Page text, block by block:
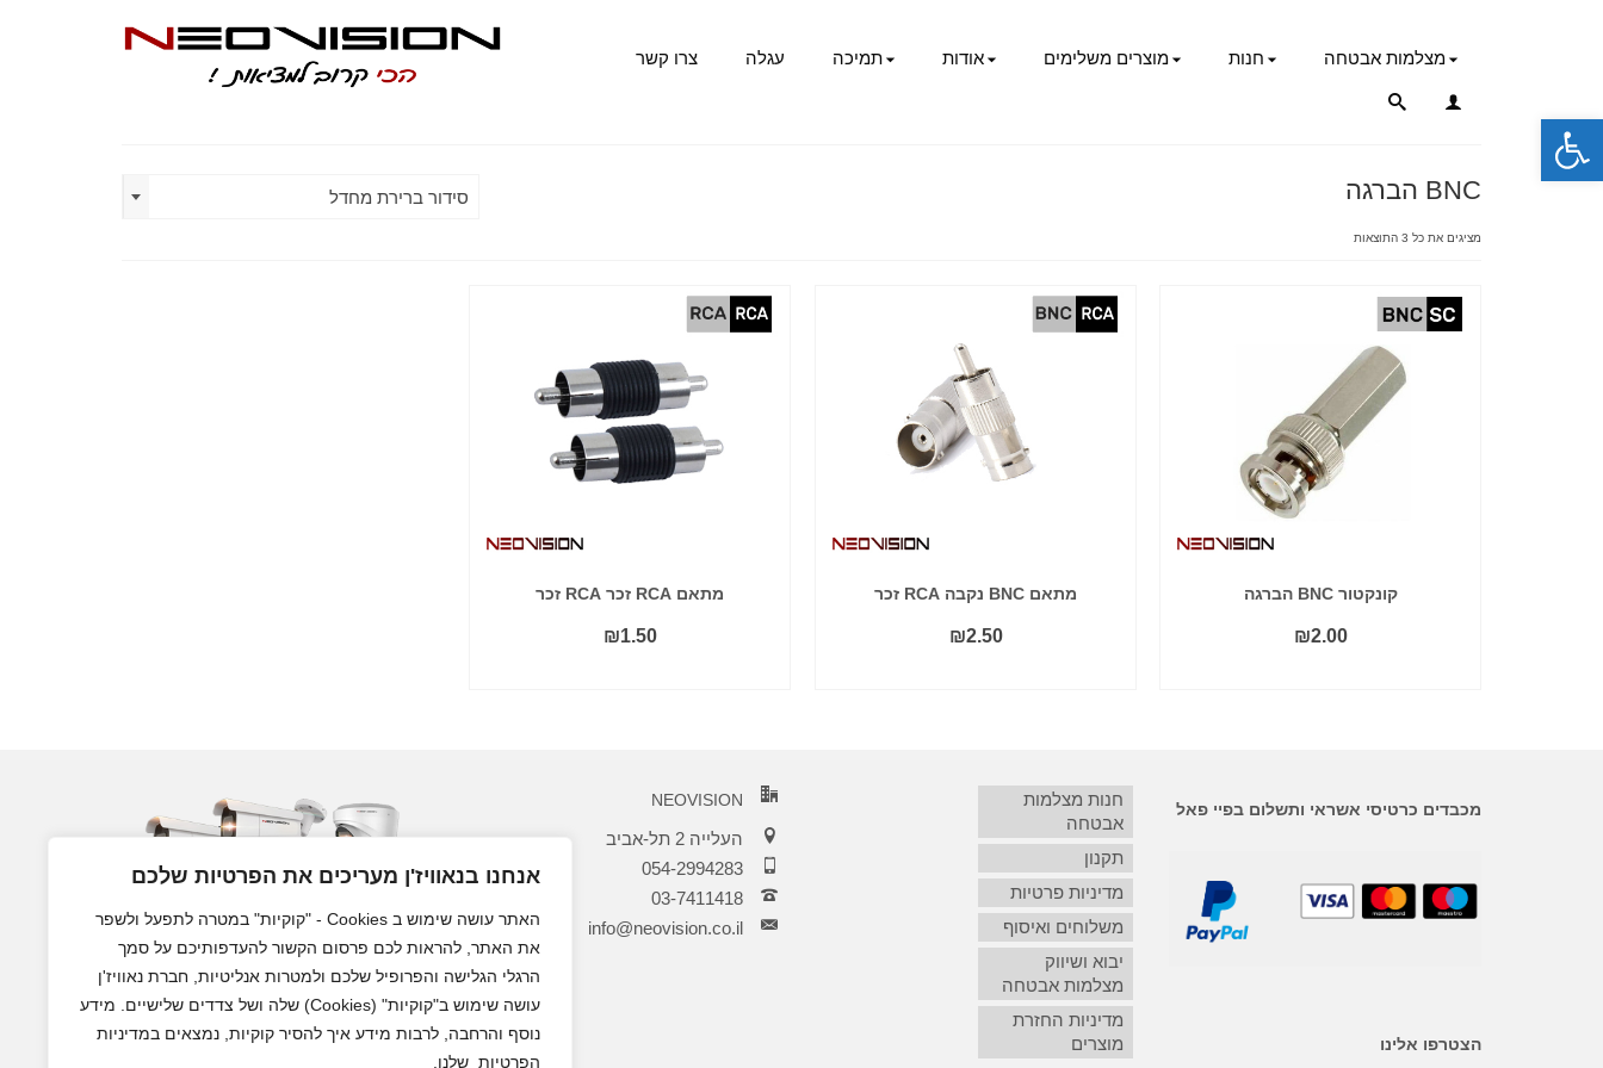
פתח סרגל נגישות
אנחנו בנאוויז'ן מעריכים את הפרטיות שלכם
האתר עושה שימוש ב Cookies - "קוקיות" במטרה לתפעל ולשפר
את האתר, להראות לכם פרסום הקשור להעדפותיכם על סמך
הרגלי הגלישה והפרופיל שלכם ולמטרות אנליטיות, חברת נאוויז'ן
עושה שימוש ב"קוקיות" (Cookies) שלה ושל צדדים שלישיים. מידע
נוסף והרחבה, לרבות מידע איך להסיר קוקיות, נמצאים במדיניות
הפרטיות שלנו.
מצלמות אבטחה חנות מוצרים משלימים אודות תמיכה עגלה צרו קשר
BNC הברגה
מציגים את כל ⁦3⁩ התוצאות
סידור ברירת מחדל
קונקטור BNC הברגה
₪2.00
מתאם BNC נקבה RCA זכר
₪2.50
מתאם RCA זכר RCA זכר
₪1.50
מכבדים כרטיסי אשראי ותשלום בפיי פאל
הצטרפו אלינו
חנות מצלמות
אבטחה
תקנון
מדיניות פרטיות
משלוחים ואיסוף
יבוא ושיווק
מצלמות אבטחה
מדיניות החזרת
מוצרים
NEOVISION
העלייה 2 תל-אביב
054-2994283
03-7411418‏
info@neovision.co.il
מצלמות אבטחה לבית ולעסק